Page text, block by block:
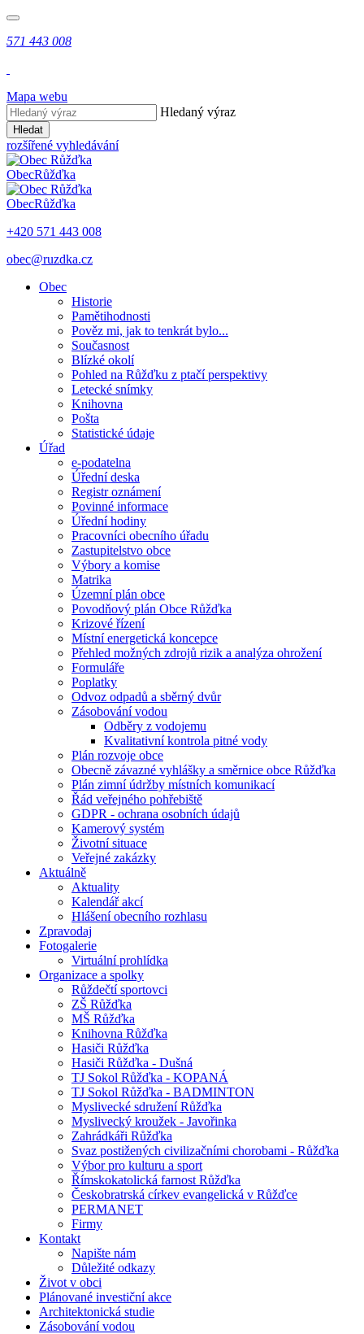
571 443 008
Mapa webu
Hledaný výraz
Hledat
rozšířené vyhledávání
ObecRůžďka
ObecRůžďka
+420 571 443 008
obec@ruzdka.cz
Obec
Historie
Pamětihodnosti
Pověz mi, jak to tenkrát bylo...
Současnost
Blízké okolí
Pohled na Růžďku z ptačí perspektivy
Letecké snímky
Knihovna
Pošta
Statistické údaje
Úřad
e-podatelna
Úřední deska
Registr oznámení
Povinné informace
Úřední hodiny
Pracovníci obecního úřadu
Zastupitelstvo obce
Výbory a komise
Matrika
Územní plán obce
Povodňový plán Obce Růžďka
Krizové řízení
Místní energetická koncepce
Přehled možných zdrojů rizik a analýza ohrožení
Formuláře
Poplatky
Odvoz odpadů a sběrný dvůr
Zásobování vodou
Odběry z vodojemu
Kvalitativní kontrola pitné vody
Plán rozvoje obce
Obecně závazné vyhlášky a směrnice obce Růžďka
Plán zimní údržby místních komunikací
Řád veřejného pohřebiště
GDPR - ochrana osobních údajů
Kamerový systém
Životní situace
Veřejné zakázky
Aktuálně
Aktuality
Kalendář akcí
Hlášení obecního rozhlasu
Zpravodaj
Fotogalerie
Virtuální prohlídka
Organizace a spolky
Růždečtí sportovci
ZŠ Růžďka
MŠ Růžďka
Knihovna Růžďka
Hasiči Růžďka
Hasiči Růžďka - Dušná
TJ Sokol Růžďka - KOPANÁ
TJ Sokol Růžďka - BADMINTON
Myslivecké sdružení Růžďka
Myslivecký kroužek - Javořinka
Zahrádkáři Růžďka
Svaz postižených civilizačními chorobami - Růžďka
Výbor pro kulturu a sport
Římskokatolická farnost Růžďka
Českobratrská církev evangelická v Růžďce
PERMANET
Firmy
Kontakt
Napište nám
Důležité odkazy
Život v obci
Plánované investiční akce
Architektonická studie
Zásobování vodou